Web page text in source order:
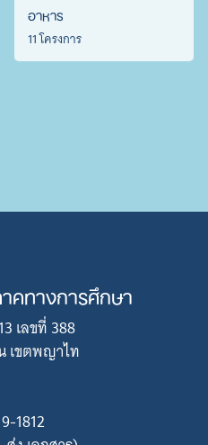
อาหาร
11 โครงการ
คทางการศึกษา
เลขที่ 388
เขตพญาไท
1812